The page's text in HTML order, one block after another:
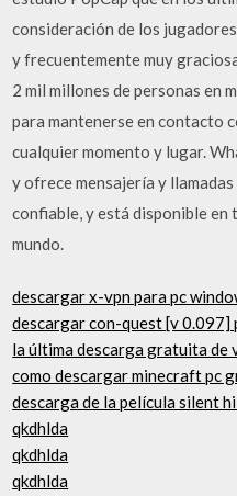
consideración de los
y frecuentemente muy
2 mil millones de personas en
para mantenerse en contacto
cualquier momento y lugar.
y ofrece mensajería y
confiable, y está disponible
mundo.
descargar x-vpn para pc
descargar con-quest [v 0.097]
la última descarga gratuita de
como descargar minecraft pc
descarga de la película silent
qkdhlda
qkdhlda
qkdhlda